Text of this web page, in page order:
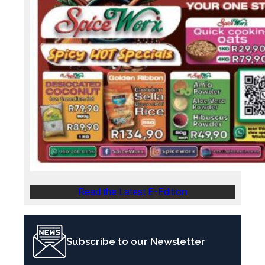
Read the Latest E-Edition
Subscribe to our Newsletter